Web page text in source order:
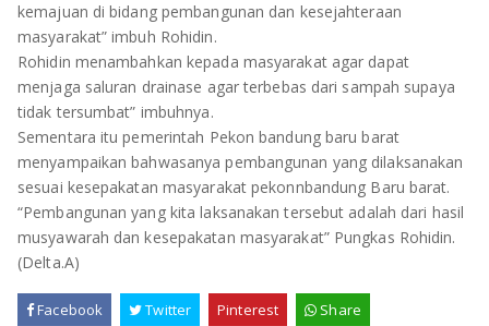
PRINGSEWU
kemajuan di bidang pembangunan dan kesejahteraan
masyarakat” imbuh Rohidin.
Rohidin menambahkan kepada masyarakat agar dapat
menjaga saluran drainase agar terbebas dari sampah supaya
tidak tersumbat” imbuhnya.
Sementara itu pemerintah Pekon bandung baru barat
menyampaikan bahwasanya pembangunan yang dilaksanakan
sesuai kesepakatan masyarakat pekonnbandung Baru barat.
“Pembangunan yang kita laksanakan tersebut adalah dari hasil
musyawarah dan kesepakatan masyarakat” Pungkas Rohidin.
(Delta.A)
Facebook Twitter Pinterest Share